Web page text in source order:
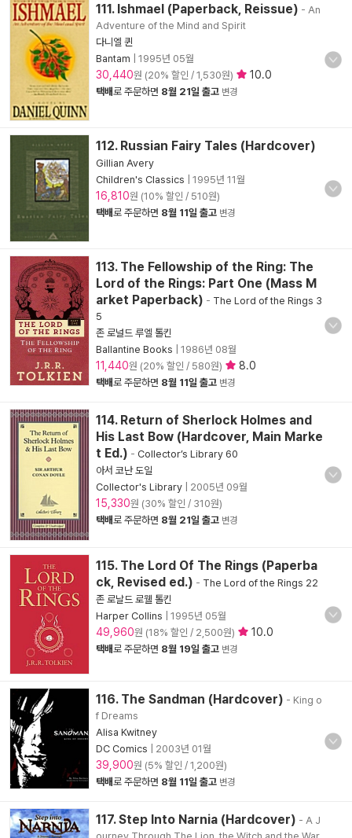
111. Ishmael (Paperback, Reissue) - An
Adventure of the Mind and Spirit
다니엘 퀸
Bantam
1995년 05월
30,440원 (20% 할인 / 1,530원) 10.0
택배로 주문하면 8월 21일 출고 변경
112. Russian Fairy Tales (Hardcover)
Gillian Avery
Children's Classics
1995년 11월
16,810원 (10% 할인 / 510원)
택배로 주문하면 8월 11일 출고 변경
113. The Fellowship of the Ring: The
Lord of the Rings: Part One (Mass M
arket Paperback) - The Lord of the Rings 3
5
존 로널드 루엘 톨킨
Ballantine Books
1986년 08월
11,440원 (20% 할인 / 580원) 8.0
택배로 주문하면 8월 11일 출고 변경
114. Return of Sherlock Holmes and
His Last Bow (Hardcover, Main Marke
t Ed.) - Collector’s Library 60
아서 코난 도일
Collector's Library
2005년 09월
15,330원 (30% 할인 / 310원)
택배로 주문하면 8월 21일 출고 변경
115. The Lord Of The Rings (Paperba
ck, Revised ed.) - The Lord of the Rings 22
존 로날드 로웰 톨킨
Harper Collins
1995년 05월
49,960원 (18% 할인 / 2,500원) 10.0
택배로 주문하면 8월 19일 출고 변경
116. The Sandman (Hardcover) - King o
f Dreams
Alisa Kwitney
DC Comics
2003년 01월
39,900원 (5% 할인 / 1,200원)
택배로 주문하면 8월 11일 출고 변경
117. Step Into Narnia (Hardcover) - A J